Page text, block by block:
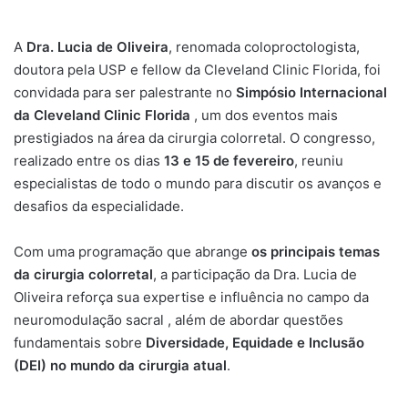
A Dra. Lucia de Oliveira, renomada coloproctologista,
doutora pela USP e fellow da Cleveland Clinic Florida, foi
convidada para ser palestrante no Simpósio Internacional
da Cleveland Clinic Florida , um dos eventos mais
prestigiados na área da cirurgia colorretal. O congresso,
realizado entre os dias 13 e 15 de fevereiro, reuniu
especialistas de todo o mundo para discutir os avanços e
desafios da especialidade.
Com uma programação que abrange os principais temas
da cirurgia colorretal, a participação da Dra. Lucia de
Oliveira reforça sua expertise e influência no campo da
neuromodulação sacral , além de abordar questões
fundamentais sobre Diversidade, Equidade e Inclusão
(DEI) no mundo da cirurgia atual.